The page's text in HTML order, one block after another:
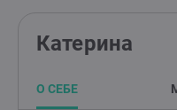
Катерина
О СЕБЕ